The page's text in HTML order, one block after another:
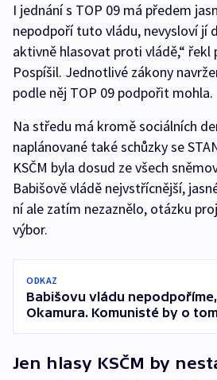
I jednání s TOP 09 má předem
nepodpoří tuto vládu, nevysloví jí
aktivně hlasovat proti vládě,“ řekl
Pospíšil. Jednotlivé zákony
podle něj TOP 09 podpořit mohla.
Na středu má kromě sociálních
naplánované také schůzky se
KSČM byla dosud ze všech
Babišově vládě nejvstřícnější,
ní ale zatím nezaznělo, otázku
výbor.
ODKAZ
Babišovu vládu
Okamura. Komunisté by o
Jen hlasy KSČM by